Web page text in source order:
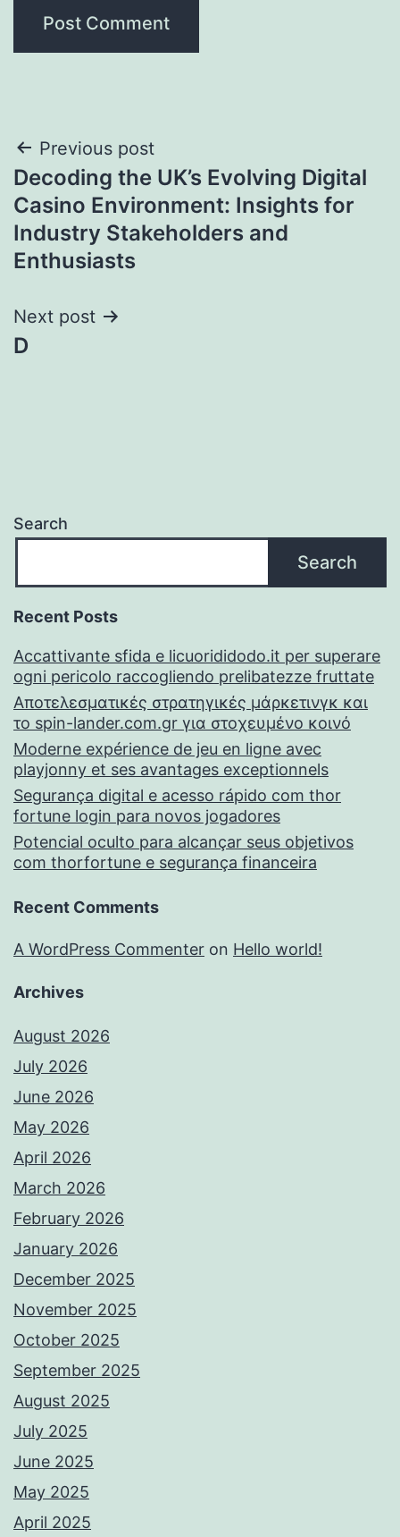
Post
navigation
Previous post
Decoding the UK’s Evolving Digital
Casino Environment: Insights for
Industry Stakeholders and
Enthusiasts
Next post
D
Search
Search
Recent Posts
Accattivante sfida e licuorididodo.it per superare
ogni pericolo raccogliendo prelibatezze fruttate
Αποτελεσματικές στρατηγικές μάρκετινγκ και
το spin-lander.com.gr για στοχευμένο κοινό
Moderne expérience de jeu en ligne avec
playjonny et ses avantages exceptionnels
Segurança digital e acesso rápido com thor
fortune login para novos jogadores
Potencial oculto para alcançar seus objetivos
com thorfortune e segurança financeira
Recent Comments
A WordPress Commenter on Hello world!
Archives
August 2026
July 2026
June 2026
May 2026
April 2026
March 2026
February 2026
January 2026
December 2025
November 2025
October 2025
September 2025
August 2025
July 2025
June 2025
May 2025
April 2025